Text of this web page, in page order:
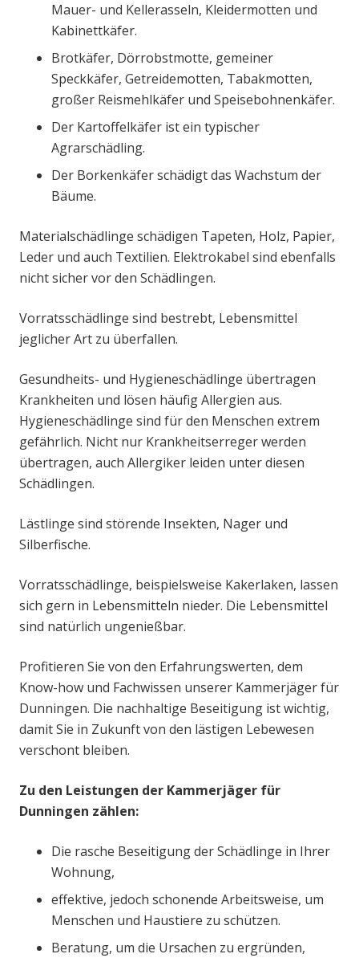
Mauer- und Kellerasseln, Kleidermotten und
Kabinettkäfer.
Brotkäfer, Dörrobstmotte, gemeiner
Speckkäfer, Getreidemotten, Tabakmotten,
großer Reismehlkäfer und Speisebohnenkäfer.
Der Kartoffelkäfer ist ein typischer
Agrarschädling.
Der Borkenkäfer schädigt das Wachstum der
Bäume.
Materialschädlinge schädigen Tapeten, Holz, Papier,
Leder und auch Textilien. Elektrokabel sind ebenfalls
nicht sicher vor den Schädlingen.
Vorratsschädlinge sind bestrebt, Lebensmittel
jeglicher Art zu überfallen.
Gesundheits- und Hygieneschädlinge übertragen
Krankheiten und lösen häufig Allergien aus.
Hygieneschädlinge sind für den Menschen extrem
gefährlich. Nicht nur Krankheitserreger werden
übertragen, auch Allergiker leiden unter diesen
Schädlingen.
Lästlinge sind störende Insekten, Nager und
Silberfische.
Vorratsschädlinge, beispielsweise Kakerlaken, lassen
sich gern in Lebensmitteln nieder. Die Lebensmittel
sind natürlich ungenießbar.
Profitieren Sie von den Erfahrungswerten, dem
Know-how und Fachwissen unserer Kammerjäger für
Dunningen. Die nachhaltige Beseitigung ist wichtig,
damit Sie in Zukunft von den lästigen Lebewesen
verschont bleiben.
Zu den Leistungen der Kammerjäger für
Dunningen zählen:
Die rasche Beseitigung der Schädlinge in Ihrer
Wohnung,
effektive, jedoch schonende Arbeitsweise, um
Menschen und Haustiere zu schützen.
Beratung, um die Ursachen zu ergründen,